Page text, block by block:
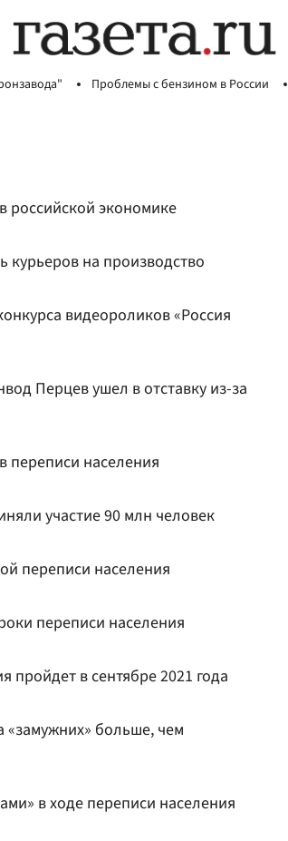
Проблемы с бензином в России
российской экономике
курьеров на производство
видеороликов «Россия
Перцев ушел в отставку из-за
переписи населения
участие 90 млн человек
переписи населения
переписи населения
пройдет в сентябре 2021 года
больше, чем
в ходе переписи населения